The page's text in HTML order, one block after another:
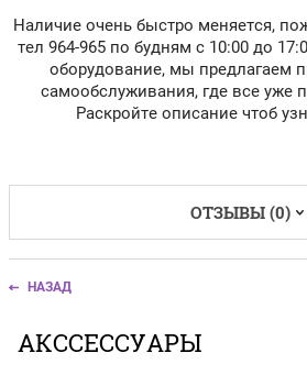
Наличие очень быстро меняется,
тел 964-965 по будням с 10:00 до
оборудование, мы предлагаем
самообслуживания, где все уже
Раскройте описание чтоб
ОТЗЫВЫ (0)
НАЗАД
АКССЕССУАРЫ